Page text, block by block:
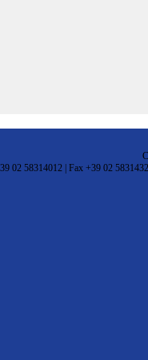
02 58314012 | Fax +39 02